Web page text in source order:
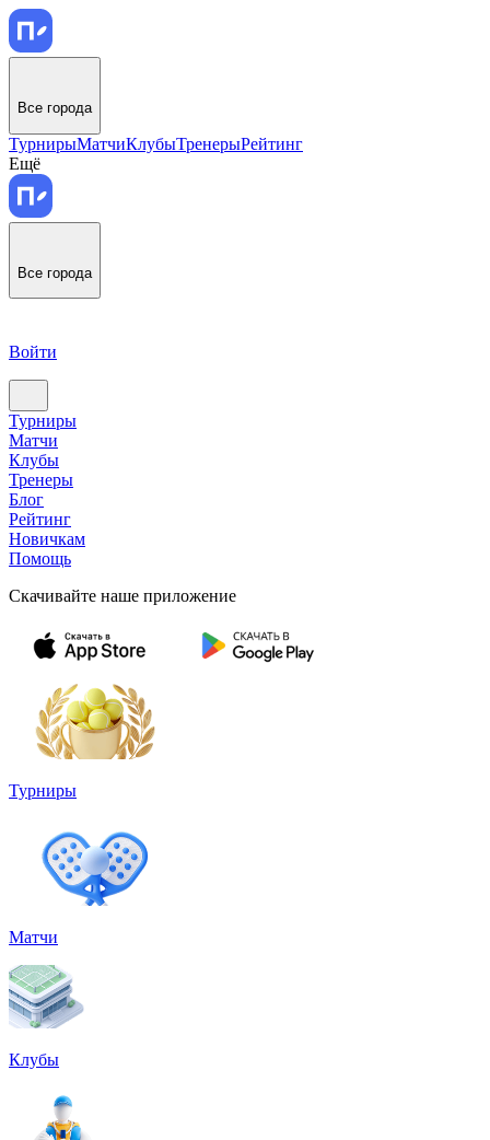
Все города
ТурнирыМатчиКлубыТренерыРейтинг
Ещё
Все города
Войти
Турниры
Матчи
Клубы
Тренеры
Блог
Рейтинг
Новичкам
Помощь
Скачивайте наше приложение
Турниры
Матчи
Клубы